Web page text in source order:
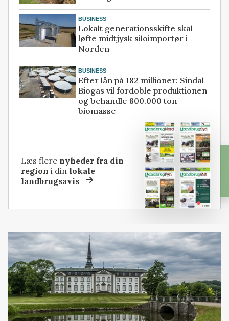
BUSINESS
Lokalt generationsskifte skal
løfte midtjysk siloimportør i
Norden
BUSINESS
Efter lån på 182 millioner: Sindal
Biogas vil fordoble produktionen
og behandle 800.000 ton
biomasse
Læs flere nyheder fra din
region i dinlokale
landbrugsavis